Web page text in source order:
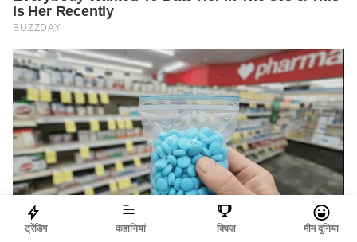
ट्रेंडिंग कहानियां क्विज़ मीम दुनिया